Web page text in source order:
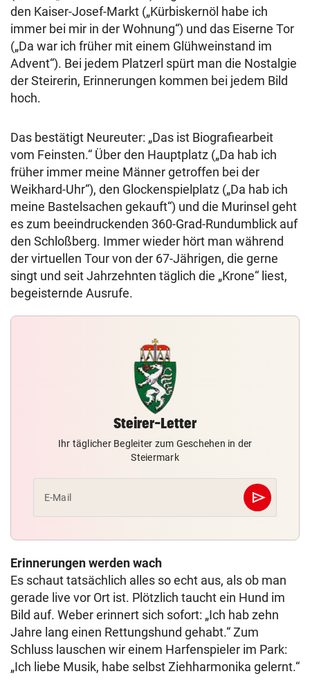
den Kaiser-Josef-Markt („Kürbiskernöl habe ich
immer bei mir in der Wohnung“) und das Eiserne Tor
(„Da war ich früher mit einem Glühweinstand im
Advent“). Bei jedem Platzerl spürt man die Nostalgie
der Steirerin, Erinnerungen kommen bei jedem Bild
hoch.
Das bestätigt Neureuter: „Das ist Biografiearbeit
vom Feinsten.“ Über den Hauptplatz („Da hab ich
früher immer meine Männer getroffen bei der
Weikhard-Uhr“), den Glockenspielplatz („Da hab ich
meine Bastelsachen gekauft“) und die Murinsel geht
es zum beeindruckenden 360-Grad-Rundumblick auf
den Schloßberg. Immer wieder hört man während
der virtuellen Tour von der 67-Jährigen, die gerne
singt und seit Jahrzehnten täglich die „Krone“ liest,
begeisternde Ausrufe.
Steirer-Letter
Ihr täglicher Begleiter zum Geschehen in der
Steiermark
E-Mail send
Abschicken
Erinnerungen werden wach
Es schaut tatsächlich alles so echt aus, als ob man
gerade live vor Ort ist. Plötzlich taucht ein Hund im
Bild auf. Weber erinnert sich sofort: „Ich hab zehn
Jahre lang einen Rettungshund gehabt.“ Zum
Schluss lauschen wir einem Harfenspieler im Park:
„Ich liebe Musik, habe selbst Ziehharmonika gelernt.“